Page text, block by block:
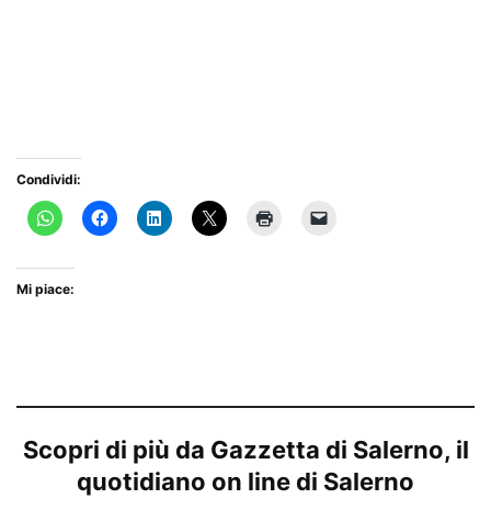
Condividi:
Mi piace:
Scopri di più da Gazzetta di Salerno, il
quotidiano on line di Salerno